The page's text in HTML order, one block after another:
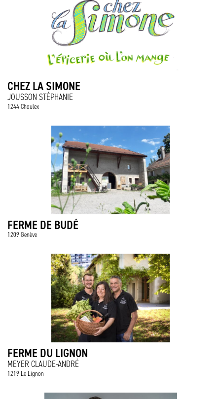
CHEZ LA SIMONE
JOUSSON STÉPHANIE
1244 Choulex
FERME DE BUDÉ
1209 Genève
FERME DU LIGNON
MEYER CLAUDE-ANDRÉ
1219 Le Lignon